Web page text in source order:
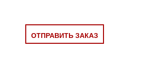
ОТПРАВИТЬ ЗАКАЗ